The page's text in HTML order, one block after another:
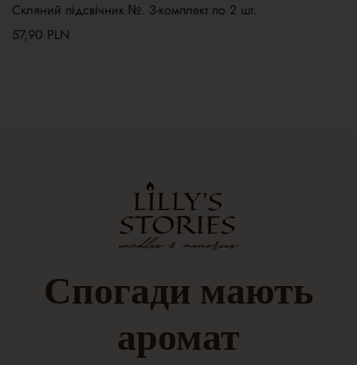
Скляний підсвічник №. 3-комплект по 2 шт.
57,90 PLN
Спогади мають
аромат